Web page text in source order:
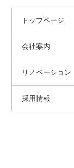
トップページ
会社案内
リノベーション
採用情報